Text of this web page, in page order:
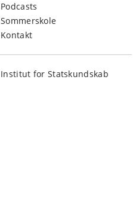
Podcasts
Sommerskole
Kontakt
Institut for Statskundskab